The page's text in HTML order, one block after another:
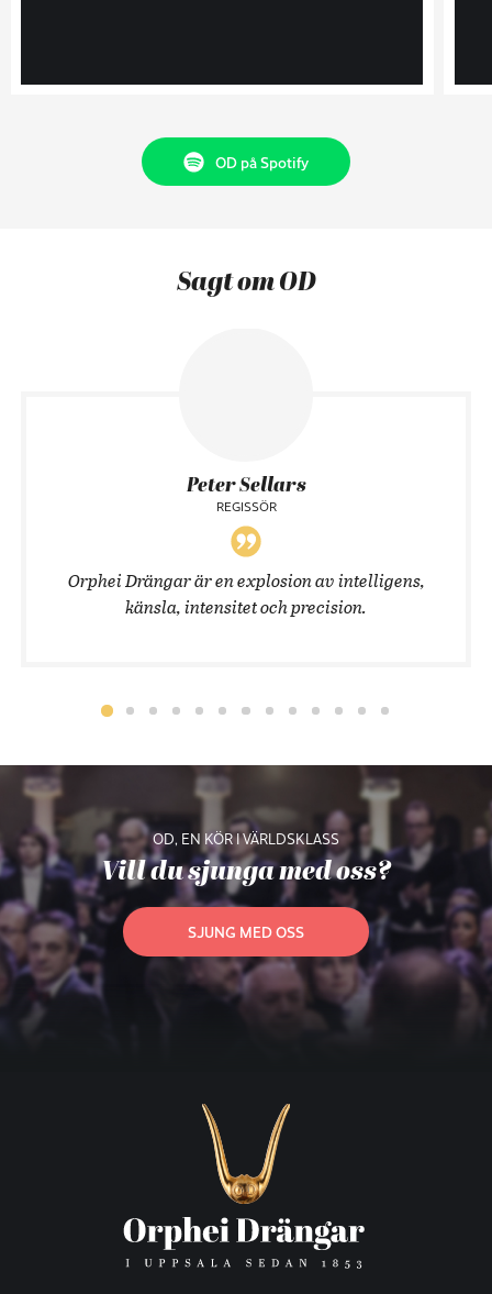
OD på Spotify
Sagt om OD
Peter Sellars
REGISSÖR
Orphei Drängar är en explosion av intelligens,
känsla, intensitet och precision.
OD, EN KÖR I VÄRLDSKLASS
Vill du sjunga med oss?
SJUNG MED OSS